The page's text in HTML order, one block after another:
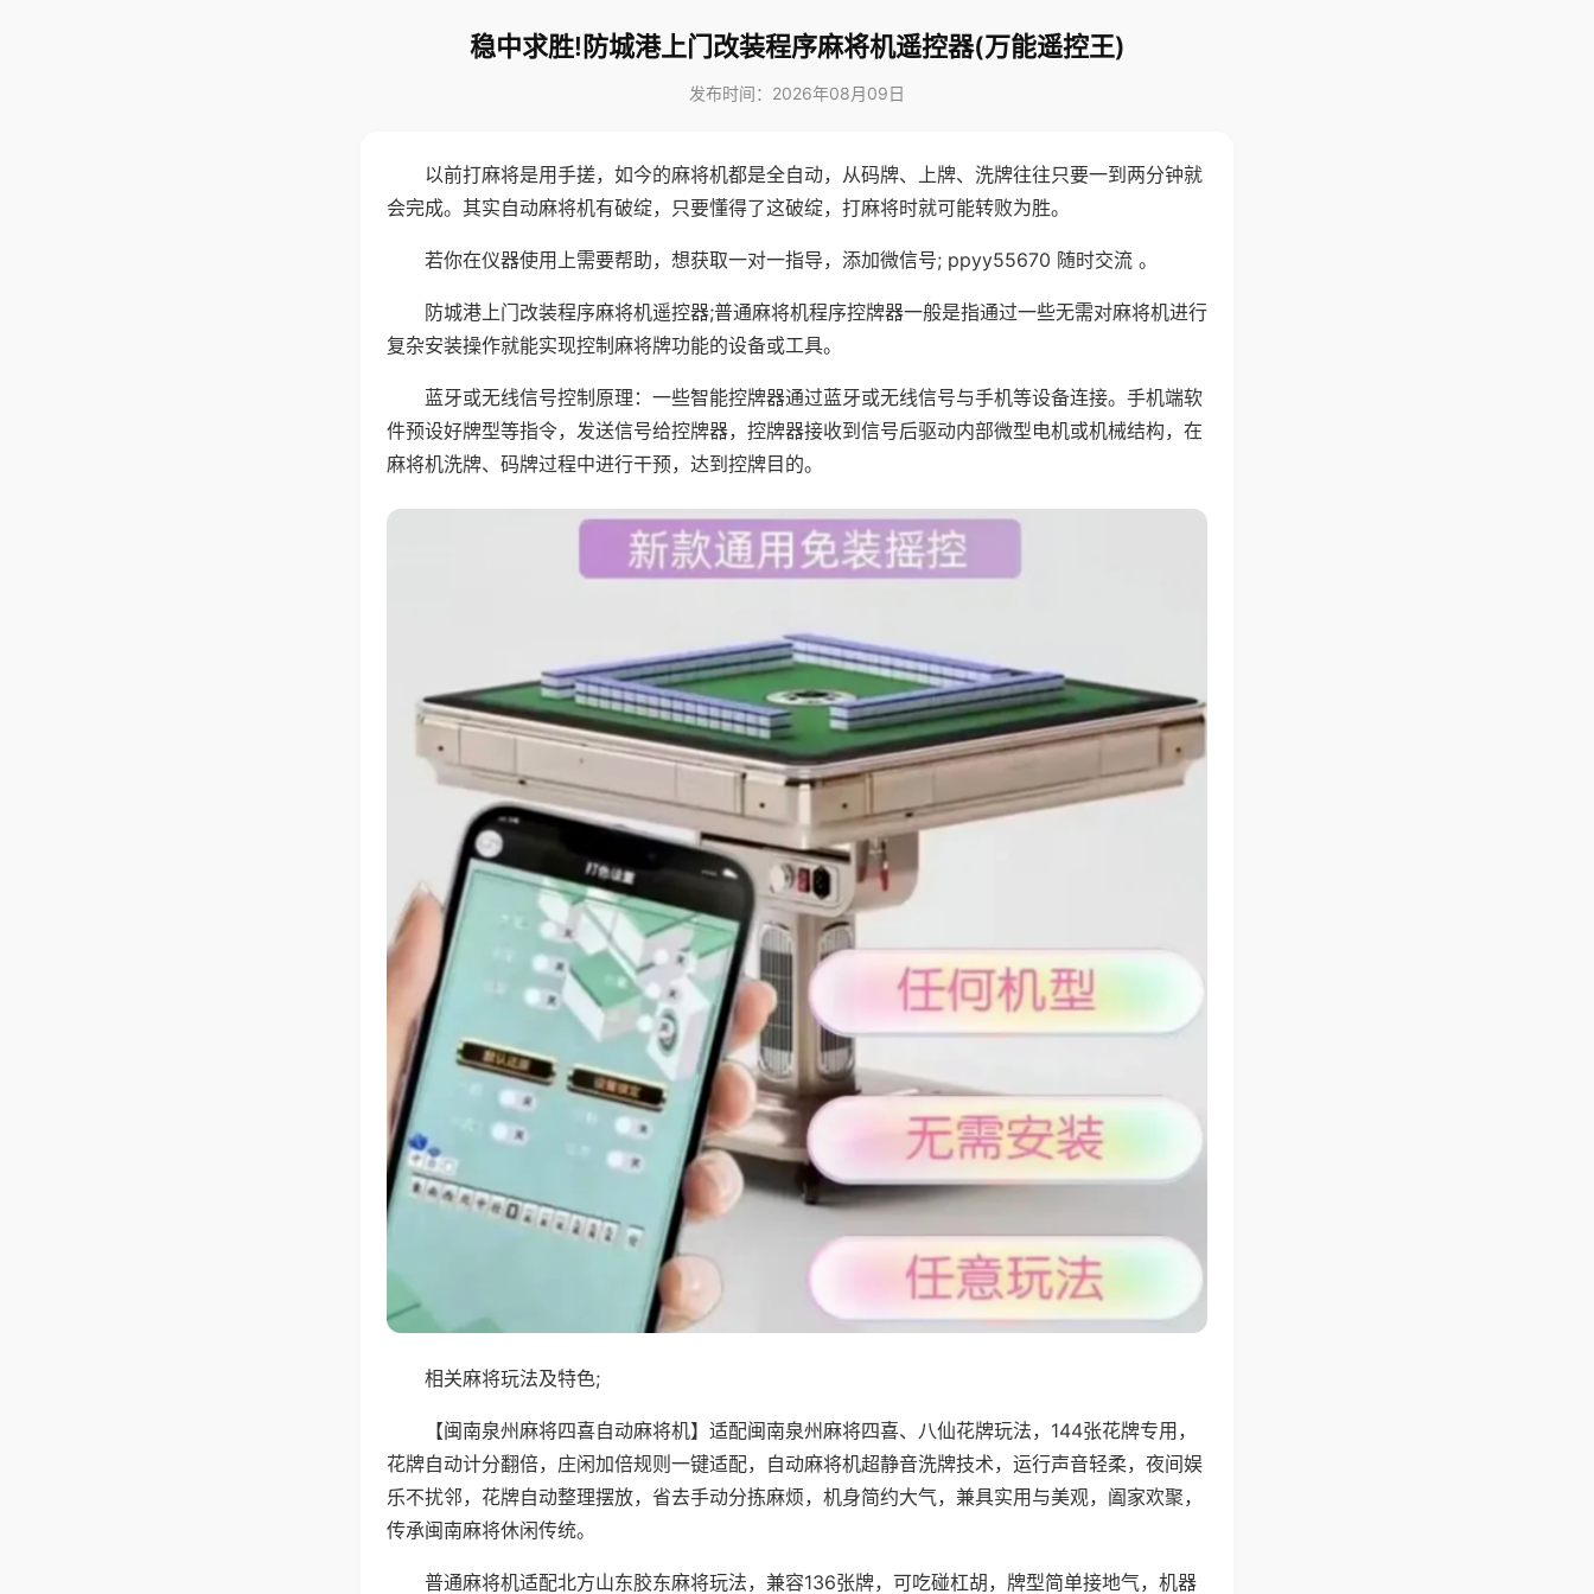
稳中求胜!防城港上门改装程序麻将机遥控器(万能遥控王)
发布时间：2026年08月09日
以前打麻将是用手搓，如今的麻将机都是全自动，从码牌、上牌、洗牌往往只要一到两分钟就
会完成。其实自动麻将机有破绽，只要懂得了这破绽，打麻将时就可能转败为胜。
若你在仪器使用上需要帮助，想获取一对一指导，添加微信号; ppyy55670 随时交流 。
防城港上门改装程序麻将机遥控器;普通麻将机程序控牌器一般是指通过一些无需对麻将机进行
复杂安装操作就能实现控制麻将牌功能的设备或工具。
蓝牙或无线信号控制原理：一些智能控牌器通过蓝牙或无线信号与手机等设备连接。手机端软
件预设好牌型等指令，发送信号给控牌器，控牌器接收到信号后驱动内部微型电机或机械结构，在
麻将机洗牌、码牌过程中进行干预，达到控牌目的。
相关麻将玩法及特色;
【闽南泉州麻将四喜自动麻将机】适配闽南泉州麻将四喜、八仙花牌玩法，144张花牌专用，
花牌自动计分翻倍，庄闲加倍规则一键适配，自动麻将机超静音洗牌技术，运行声音轻柔，夜间娱
乐不扰邻，花牌自动整理摆放，省去手动分拣麻烦，机身简约大气，兼具实用与美观，阖家欢聚，
传承闽南麻将休闲传统。
普通麻将机适配北方山东胶东麻将玩法，兼容136张牌，可吃碰杠胡，牌型简单接地气，机器